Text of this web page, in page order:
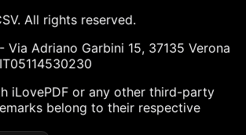
. All rights reserved.
- Via Adriano Garbini 15, 37135 Verona
iLovePDF or any other third-party
belong to their respective